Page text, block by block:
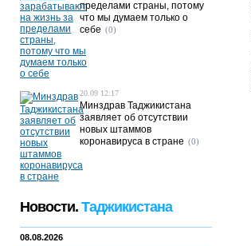
пределами страны, потому
что мы думаем только о
себе (0)
20.09 12:17
Минздрав Таджикистана
заявляет об отсутствии
новых штаммов
коронавируса в стране (0)
Новости. Таджикистана
08.08.2026